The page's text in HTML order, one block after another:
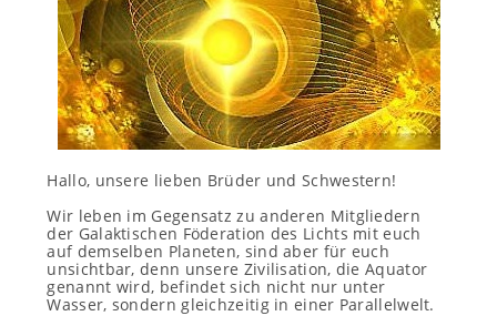
Hallo, unsere lieben Brüder und Schwestern!
Wir leben im Gegensatz zu anderen Mitgliedern
der Galaktischen Föderation des Lichts mit euch
auf demselben Planeten, sind aber für euch
unsichtbar, denn unsere Zivilisation, die Aquator
genannt wird, befindet sich nicht nur unter
Wasser, sondern gleichzeitig in einer Parallelwelt.